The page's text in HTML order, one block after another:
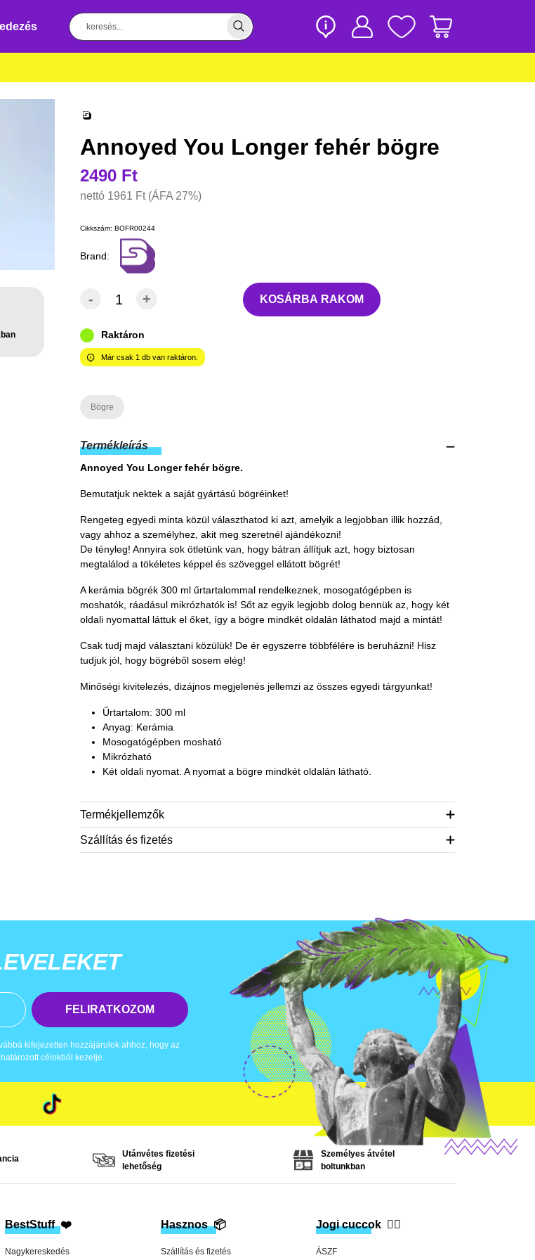
Annoyed You Longer fehér bögre
2490 Ft
nettó 1961 Ft (ÁFA 27%)
Cikkszám: BOFR00244
Brand:
- + KOSÁRBA RAKOM
Raktáron
Már csak 1 db van raktáron.
Bögre
Termékleírás
Annoyed You Longer fehér bögre.
Bemutatjuk nektek a saját gyártású bögréinket!
Rengeteg egyedi minta közül választhatod ki azt, amelyik a legjobban illik hozzád,
vagy ahhoz a személyhez, akit meg szeretnél ajándékozni!
De tényleg! Annyira sok ötletünk van, hogy bátran állítjuk azt, hogy biztosan
megtalálod a tökéletes képpel és szöveggel ellátott bögrét!
A kerámia bögrék 300 ml űrtartalommal rendelkeznek, mosogatógépben is
moshatók, ráadásul mikrózhatók is! Sőt az egyik legjobb dolog bennük az, hogy két
oldali nyomattal láttuk el őket, így a bögre mindkét oldalán láthatod majd a mintát!
Csak tudj majd választani közülük! De ér egyszerre többfélére is beruházni! Hisz
tudjuk jól, hogy bögréből sosem elég!
Minőségi kivitelezés, dizájnos megjelenés jellemzi az összes egyedi tárgyunkat!
Űrtartalom: 300 ml
Anyag: Kerámia
Mosogatógépben mosható
Mikrózható
Két oldali nyomat. A nyomat a bögre mindkét oldalán látható.
Termékjellemzők
Szállítás és fizetés
FELIRATKOZOM
kifejezetten hozzájárulok ahhoz, hogy az
célokból kezelje.
Utánvétes fizetési
lehetőség
Személyes átvétel
boltunkban
BestStuff ❤️
Nagykereskedés
Hasznos 📦
Szállítás és fizetés
Jogi cuccok 👨‍⚖️
ÁSZF